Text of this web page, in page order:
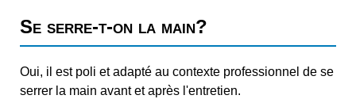
Se serre-t-on la main?
Oui, il est poli et adapté au contexte professionnel de se
serrer la main avant et après l'entretien.